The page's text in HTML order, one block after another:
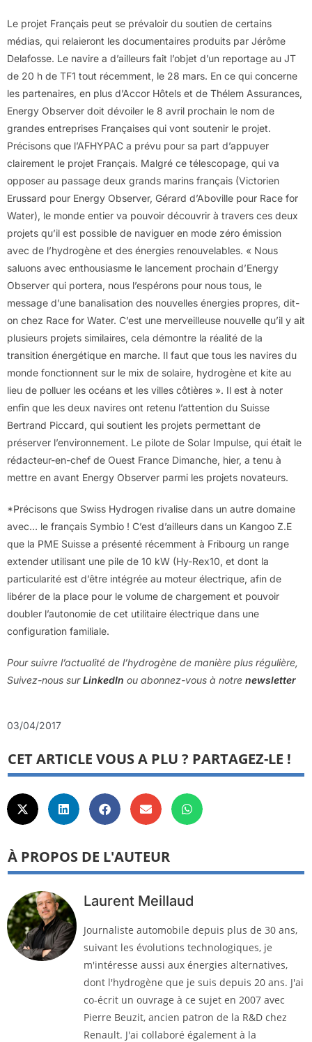
Le projet Français peut se prévaloir du soutien de certains
médias, qui relaieront les documentaires produits par Jérôme
Delafosse. Le navire a d’ailleurs fait l’objet d’un reportage au JT
de 20 h de TF1 tout récemment, le 28 mars. En ce qui concerne
les partenaires, en plus d’Accor Hôtels et de Thélem Assurances,
Energy Observer doit dévoiler le 8 avril prochain le nom de
grandes entreprises Françaises qui vont soutenir le projet.
Précisons que l’AFHYPAC a prévu pour sa part d’appuyer
clairement le projet Français. Malgré ce télescopage, qui va
opposer au passage deux grands marins français (Victorien
Erussard pour Energy Observer, Gérard d’Aboville pour Race for
Water), le monde entier va pouvoir découvrir à travers ces deux
projets qu’il est possible de naviguer en mode zéro émission
avec de l’hydrogène et des énergies renouvelables. « Nous
saluons avec enthousiasme le lancement prochain d’Energy
Observer qui portera, nous l’espérons pour nous tous, le
message d’une banalisation des nouvelles énergies propres, dit-
on chez Race for Water. C’est une merveilleuse nouvelle qu’il y ait
plusieurs projets similaires, cela démontre la réalité de la
transition énergétique en marche. Il faut que tous les navires du
monde fonctionnent sur le mix de solaire, hydrogène et kite au
lieu de polluer les océans et les villes côtières ». Il est à noter
enfin que les deux navires ont retenu l’attention du Suisse
Bertrand Piccard, qui soutient les projets permettant de
préserver l’environnement. Le pilote de Solar Impulse, qui était le
rédacteur-en-chef de Ouest France Dimanche, hier, a tenu à
mettre en avant Energy Observer parmi les projets novateurs.
*Précisons que Swiss Hydrogen rivalise dans un autre domaine
avec… le français Symbio ! C’est d’ailleurs dans un Kangoo Z.E
que la PME Suisse a présenté récemment à Fribourg un range
extender utilisant une pile de 10 kW (Hy-Rex10, et dont la
particularité est d’être intégrée au moteur électrique, afin de
libérer de la place pour le volume de chargement et pouvoir
doubler l’autonomie de cet utilitaire électrique dans une
configuration familiale.
Pour suivre l’actualité de l’hydrogène de manière plus régulière,
Suivez-nous surLinkedIn ou abonnez-vous à notre newsletter
03/04/2017
CET ARTICLE VOUS A PLU ? PARTAGEZ-LE !
À PROPOS DE L'AUTEUR
Laurent Meillaud
Journaliste automobile depuis plus de 30 ans,
suivant les évolutions technologiques, je
m'intéresse aussi aux énergies alternatives,
dont l'hydrogène que je suis depuis 20 ans. J'ai
co-écrit un ouvrage à ce sujet en 2007 avec
Pierre Beuzit, ancien patron de la R&D chez
Renault. J'ai collaboré également à la